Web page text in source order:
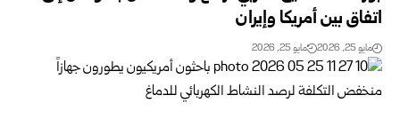
اتفاق بين أمريكا وإيران
مايو 25, 2026 مايو 25, 2026